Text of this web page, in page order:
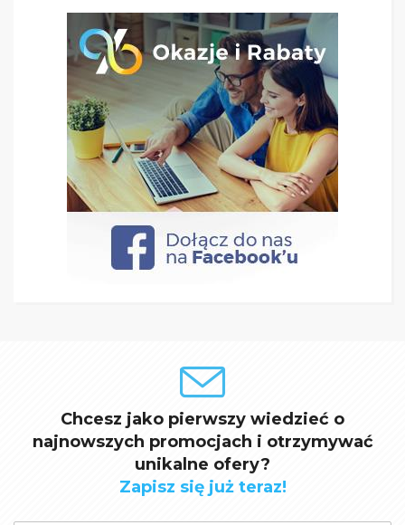
Chcesz jako pierwszy wiedzieć o
najnowszych promocjach i otrzymywać
unikalne ofery?
Zapisz się już teraz!